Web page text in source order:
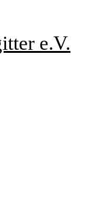
e.V.